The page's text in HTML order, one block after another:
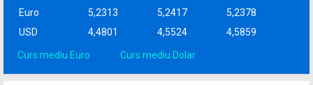
Euro
5,2313 5,2417
5,2378
USD
4,4801 4,5524 4,5859
Curs mediu Euro Curs mediu Dolar